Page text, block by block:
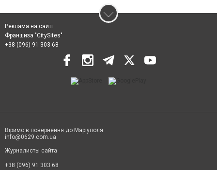
Реклама на сайті
Франшиза "CitySites"
+38 (096) 91 303 68
Віримо в повернення до Маріуполя
info@0629.com.ua
Журналисты сайта
+38 (096) 91 303 68